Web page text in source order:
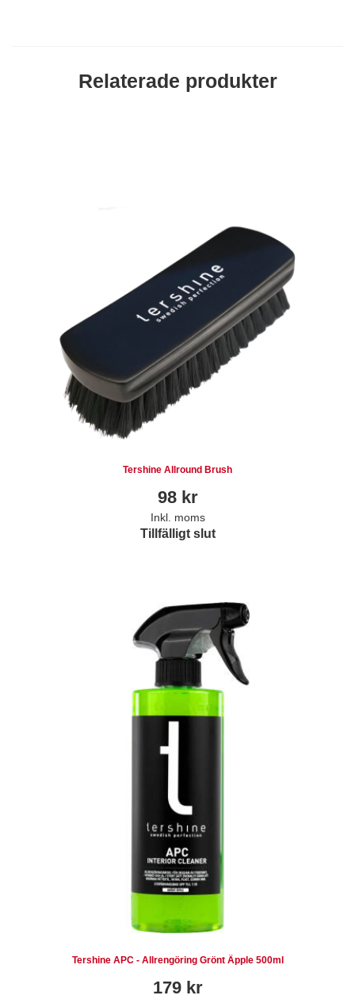
Relaterade produkter
Tershine Allround Brush
98kr
Inkl. moms
Tillfälligt slut
Tershine APC - Allrengöring Grönt Äpple 500ml
179kr